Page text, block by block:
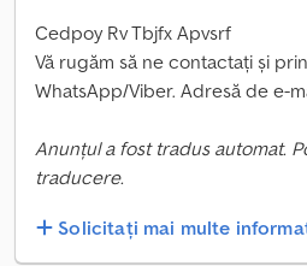
Cedpoy Rv Tbjfx Apvsrf
Vă rugăm să ne contactați și
WhatsApp/Viber. Adresă de e-
Anunțul a fost tradus automat.
traducere.
Solicitați mai multe